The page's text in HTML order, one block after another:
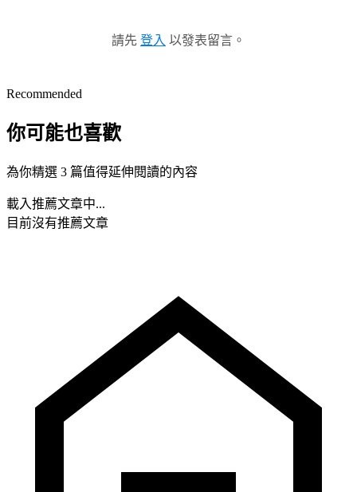
請先 登入 以發表留言。
Recommended
你可能也喜歡
為你精選 3 篇值得延伸閱讀的內容
載入推薦文章中...
目前沒有推薦文章